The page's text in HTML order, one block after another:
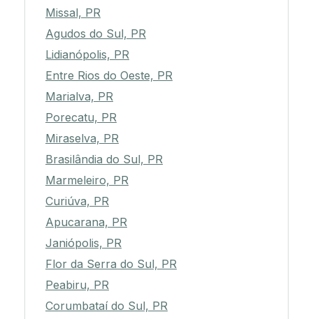
Missal, PR
Agudos do Sul, PR
Lidianópolis, PR
Entre Rios do Oeste, PR
Marialva, PR
Porecatu, PR
Miraselva, PR
Brasilândia do Sul, PR
Marmeleiro, PR
Curiúva, PR
Apucarana, PR
Janiópolis, PR
Flor da Serra do Sul, PR
Peabiru, PR
Corumbataí do Sul, PR